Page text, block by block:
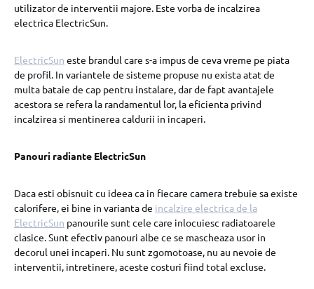
utilizator de interventii majore. Este vorba de incalzirea
electrica ElectricSun.
ElectricSun este brandul care s-a impus de ceva vreme pe piata
de profil. In variantele de sisteme propuse nu exista atat de
multa bataie de cap pentru instalare, dar de fapt avantajele
acestora se refera la randamentul lor, la eficienta privind
incalzirea si mentinerea caldurii in incaperi.
Panouri radiante ElectricSun
Daca esti obisnuit cu ideea ca in fiecare camera trebuie sa existe
calorifere, ei bine in varianta de incalzire electrica de la
ElectricSun panourile sunt cele care inlocuiesc radiatoarele
clasice. Sunt efectiv panouri albe ce se mascheaza usor in
decorul unei incaperi. Nu sunt zgomotoase, nu au nevoie de
interventii, intretinere, aceste costuri fiind total excluse.